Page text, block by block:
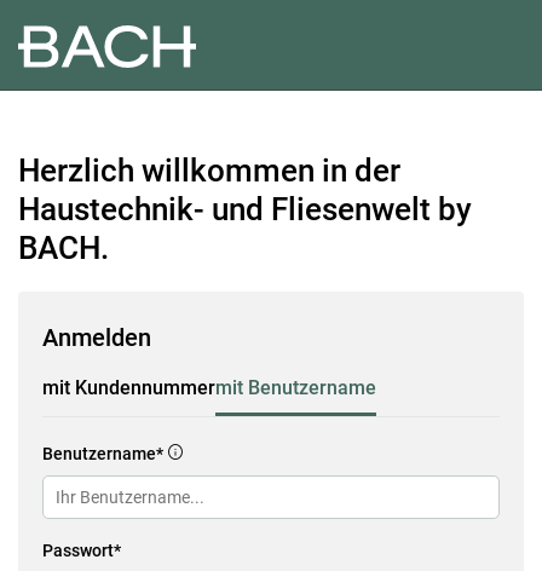
Herzlich willkommen in der
Haustechnik- und Fliesenwelt by
BACH.
Anmelden
mit Kundennummermit Benutzername
Benutzername* infoCircle
Passwort*